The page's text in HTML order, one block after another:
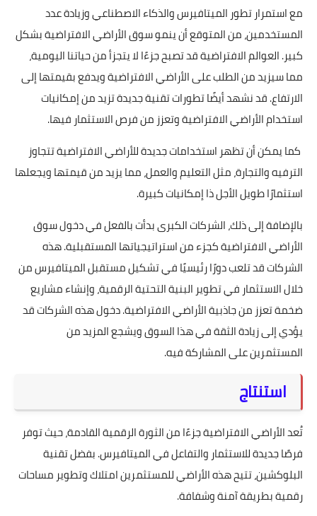
مع استمرار تطور الميتافيرس والذكاء الاصطناعي وزيادة عدد
المستخدمين، من المتوقع أن ينمو سوق الأراضي الافتراضية بشكل
كبير. العوالم الافتراضية قد تصبح جزءًا لا يتجزأ من حياتنا اليومية،
مما سيزيد من الطلب على الأراضي الافتراضية ويدفع بقيمتها إلى
الارتفاع. قد نشهد أيضًا تطورات تقنية جديدة تزيد من إمكانيات
استخدام الأراضي الافتراضية وتعزز من فرص الاستثمار فيها.
كما يمكن أن تظهر استخدامات جديدة للأراضي الافتراضية تتجاوز
الترفيه والتجارة، مثل التعليم والعمل، مما يزيد من قيمتها ويجعلها
استثمارًا طويل الأجل ذا إمكانيات كبيرة.
بالإضافة إلى ذلك، الشركات الكبرى بدأت بالفعل في دخول سوق
الأراضي الافتراضية كجزء من استراتيجياتها المستقبلية. هذه
الشركات قد تلعب دورًا رئيسيًا في تشكيل مستقبل الميتافيرس من
خلال الاستثمار في تطوير البنية التحتية الرقمية، وإنشاء مشاريع
ضخمة تعزز من جاذبية الأراضي الافتراضية. دخول هذه الشركات قد
يؤدي إلى زيادة الثقة في هذا السوق ويشجع المزيد من
المستثمرين على المشاركة فيه.
استنتاج
تُعد الأراضي الافتراضية جزءًا من الثورة الرقمية القادمة، حيث توفر
فرصًا جديدة للاستثمار والتفاعل في الميتافيرس. بفضل تقنية
البلوكشين، تتيح هذه الأراضي للمستثمرين امتلاك وتطوير مساحات
رقمية بطريقة آمنة وشفافة.